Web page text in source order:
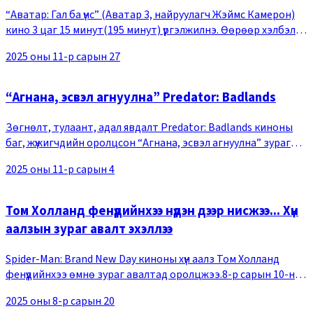
“Аватар: Гал ба үнс” (Аватар 3, найруулагч Жэймс Камерон)
кино 3 цаг 15 минут(195 минут) үргэлжилнэ. Өөрөөр хэлбэл
минут(192 минут) үргэлжилдгээрээ
2025 оны 11-р сарын 27
“Агнана, эсвэл агнуулна” Predator: Badlands
Зөгнөлт, тулаант, адал явдалт Predator: Badlands киноны
баг, жүжигчдийн оролцсон “Агнана, эсвэл агнуулна” зураг
амьтай бүхний амийг залгигч Үхлийн ну
2025 оны 11-р сарын 4
Том Холланд фенүүдийнхээ нүдэн дээр нисжээ... Хүн
аалзын зураг авалт эхэллээ
Spider-Man: Brand New Day киноны хүн аалз Том Холланд
фенүүдийнхээ өмнө зураг авалтад оролцжээ.8-р сарын 10-ны
story continues with #SpiderM
2025 оны 8-р сарын 20